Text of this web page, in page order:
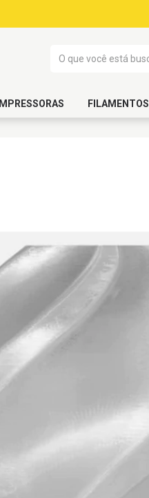
IMPRESSORAS FILAMENTOS